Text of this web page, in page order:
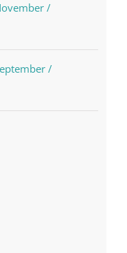
/
/